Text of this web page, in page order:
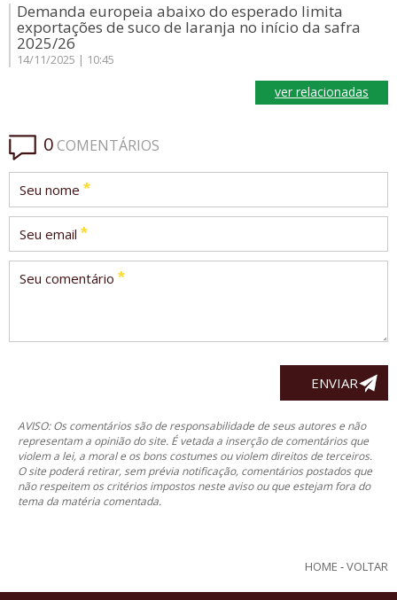
Demanda europeia abaixo do esperado limita
exportações de suco de laranja no início da safra
2025/26
14/11/2025 | 10:45
ver relacionadas
0COMENTÁRIOS
Seu nome *
Seu email *
Seu comentário *
AVISO: Os comentários são de responsabilidade de seus autores e não
representam a opinião do site. É vetada a inserção de comentários que
violem a lei, a moral e os bons costumes ou violem direitos de terceiros.
O site poderá retirar, sem prévia notificação, comentários postados que
não respeitem os critérios impostos neste aviso ou que estejam fora do
tema da matéria comentada.
HOME -VOLTAR